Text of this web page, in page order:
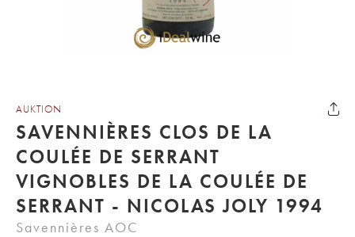
AUKTION
SAVENNIÈRES CLOS DE LA
COULÉE DE SERRANT
VIGNOBLES DE LA COULÉE DE
SERRANT - NICOLAS JOLY 1994
Savennières AOC